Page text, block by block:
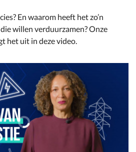
En waarom heeft het zo’n
willen verduurzamen? Onze
het uit in deze video.